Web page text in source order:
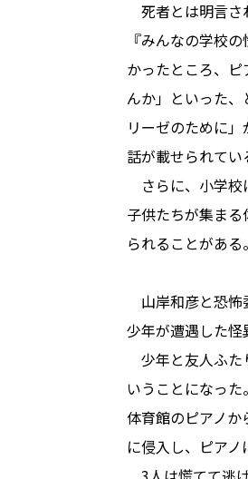
死者とは明言さ
『みんなの学校
かったところ、
んか」といった
リーゼのために
話が載せられてい
さらに、小学校
子供たちが集ま
られることがある。
山岸和彦と恐怖
少年が遭遇した怪
少年と友人ふた
いうことになっ
体育館のピアノ
に侵入し、ピアノ